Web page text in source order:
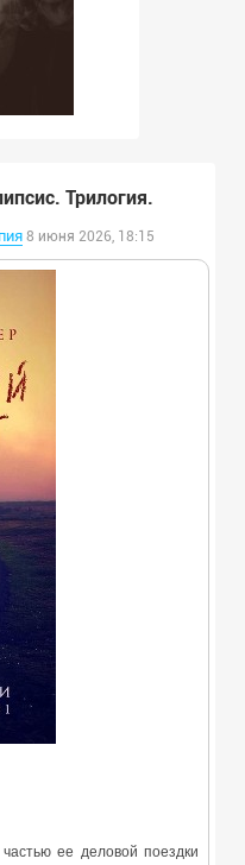
Трилогия.
8 июня 2026, 18:15
ее деловой поездки